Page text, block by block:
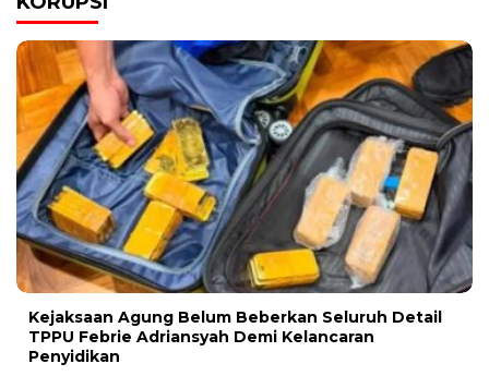
Kejaksaan Agung Belum Beberkan Seluruh Detail
TPPU Febrie Adriansyah Demi Kelancaran
Penyidikan